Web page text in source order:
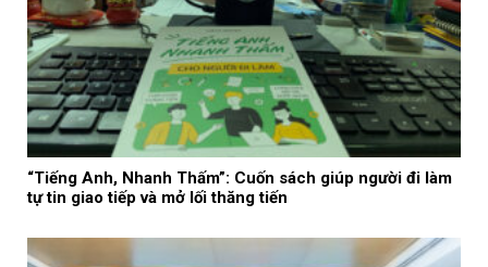
“Tiếng Anh, Nhanh Thấm”: Cuốn sách giúp người đi làm
tự tin giao tiếp và mở lối thăng tiến